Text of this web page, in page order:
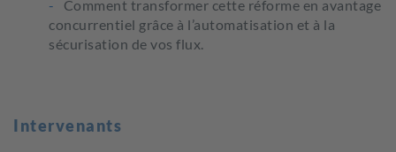
Comment transformer cette réforme en avantage
concurrentiel grâce à l’automatisation et à la
sécurisation de vos flux.
Intervenants